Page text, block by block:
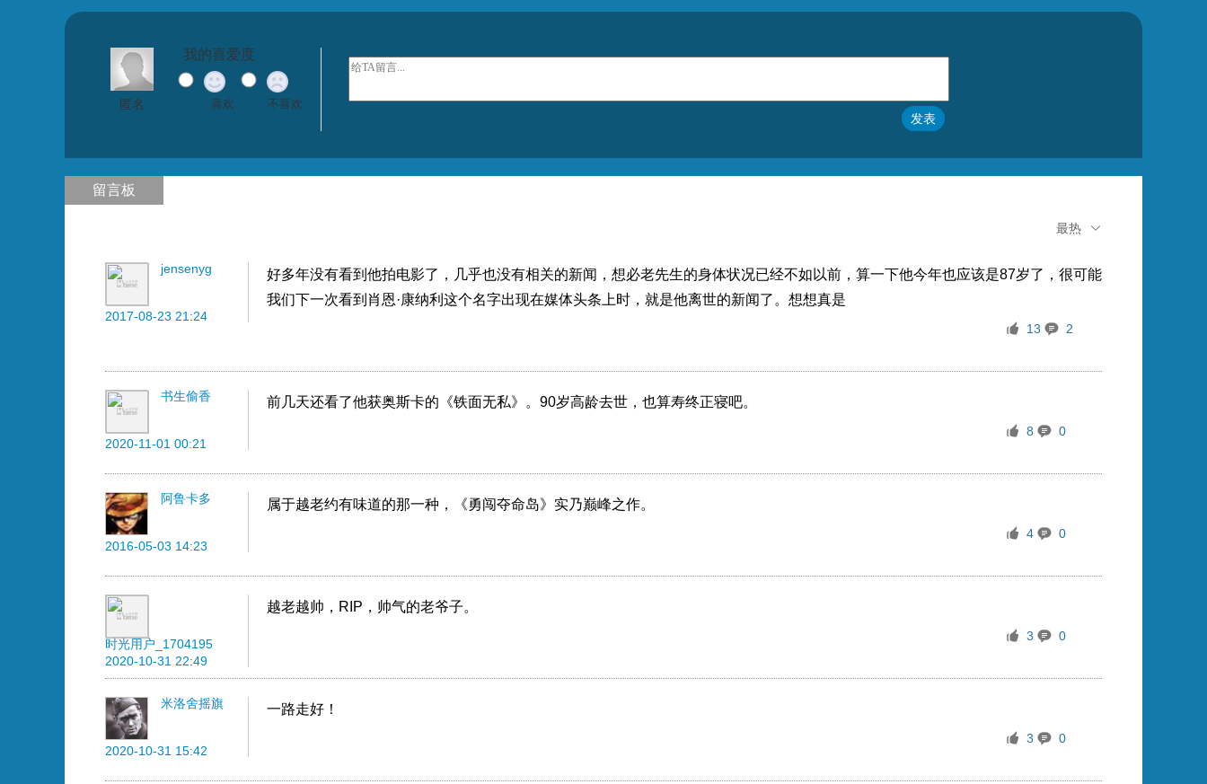
匿名
我的喜爱度
喜欢 不喜欢
发表
留言板
最热
jensenyg
2017-08-23 21:24
好多年没有看到他拍电影了，几乎也没有相关的新闻，想必老先生的身体状况已经不如以前，算一下他今年也应该是87岁了，很可能
我们下一次看到肖恩·康纳利这个名字出现在媒体头条上时，就是他离世的新闻了。想想真是
13 2
书生偷香
2020-11-01 00:21
前几天还看了他获奥斯卡的《铁面无私》。90岁高龄去世，也算寿终正寝吧。
8 0
阿鲁卡多
2016-05-03 14:23
属于越老约有味道的那一种，《勇闯夺命岛》实乃巅峰之作。
4 0
时光用户_1704195
2020-10-31 22:49
越老越帅，RIP，帅气的老爷子。
3 0
米洛舍摇旗
2020-10-31 15:42
一路走好！
3 0